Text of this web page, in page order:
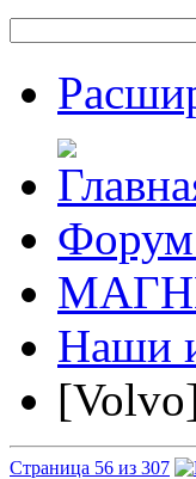
Форум
Наши
Страница 56 из 307